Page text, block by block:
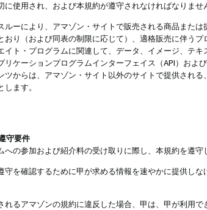
に使用され、および本規約が遵守されなければなりませ
ルーにより、アマゾン・サイトで販売される商品また
おり（および同表の制限に応じて）、適格販売に伴う
イト・プログラムに関連して、データ、イメージ、テ
リケーションプログラムインターフェイス（API）およ
ツからは、アマゾン・サイト以外のサイトで提供され
ます。
守要件
の参加および紹介料の受け取りに際し、本規約を遵守
を確認するために甲が求める情報を速やかに提供しな
れるアマゾンの規約に違反した場合、甲は、甲が利用